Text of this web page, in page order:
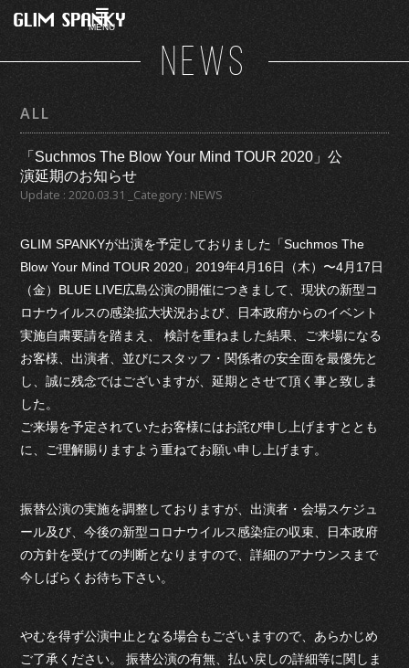
MENU
NEWS
ALL
「Suchmos The Blow Your Mind TOUR 2020」公
演延期のお知らせ
Update : 2020.03.31 _Category : NEWS
GLIM SPANKYが出演を予定しておりました「Suchmos The
Blow Your Mind TOUR 2020」2019年4月16日（木）〜4月17日
（金）BLUE LIVE広島公演の開催につきまして、現状の新型コ
ロナウイルスの感染拡大状況および、日本政府からのイベント
実施自粛要請を踏まえ、 検討を重ねました結果、ご来場になる
お客様、出演者、並びにスタッフ・関係者の安全面を最優先と
し、誠に残念ではございますが、延期とさせて頂く事と致しま
した。
ご来場を予定されていたお客様にはお詫び申し上げますととも
に、ご理解賜りますよう重ねてお願い申し上げます。
振替公演の実施を調整しておりますが、出演者・会場スケジュ
ール及び、今後の新型コロナウイルス感染症の収束、日本政府
の方針を受けての判断となりますので、詳細のアナウンスまで
今しばらくお待ち下さい。
やむを得ず公演中止となる場合もございますので、あらかじめ
ご了承ください。 振替公演の有無、払い戻しの詳細等に関しま